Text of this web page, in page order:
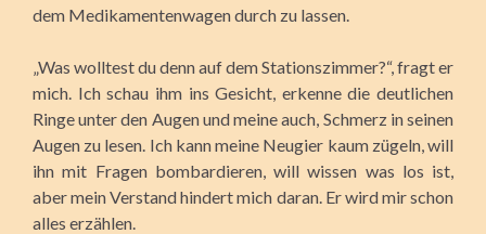
dem Medikamentenwagen durch zu lassen.
„Was wolltest du denn auf dem Stationszimmer?“, fragt er
mich. Ich schau ihm ins Gesicht, erkenne die deutlichen
Ringe unter den Augen und meine auch, Schmerz in seinen
Augen zu lesen. Ich kann meine Neugier kaum zügeln, will
ihn mit Fragen bombardieren, will wissen was los ist,
aber mein Verstand hindert mich daran. Er wird mir schon
alles erzählen.